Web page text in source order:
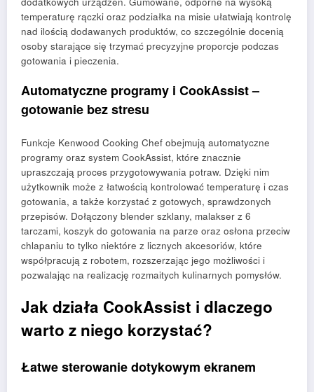
temperaturę rączki oraz podziałka na misie ułatwiają kontrolę
nad ilością dodawanych produktów, co szczególnie docenią
osoby starające się trzymać precyzyjne proporcje podczas
gotowania i pieczenia.
Automatyczne programy i CookAssist –
gotowanie bez stresu
Funkcje Kenwood Cooking Chef obejmują automatyczne
programy oraz system CookAssist, które znacznie
upraszczają proces przygotowywania potraw. Dzięki nim
użytkownik może z łatwością kontrolować temperaturę i czas
gotowania, a także korzystać z gotowych, sprawdzonych
przepisów. Dołączony blender szklany, malakser z 6
tarczami, koszyk do gotowania na parze oraz osłona przeciw
chlapaniu to tylko niektóre z licznych akcesoriów, które
współpracują z robotem, rozszerzając jego możliwości i
pozwalając na realizację rozmaitych kulinarnych pomysłów.
Jak działa CookAssist i dlaczego
warto z niego korzystać?
Łatwe sterowanie dotykowym ekranem